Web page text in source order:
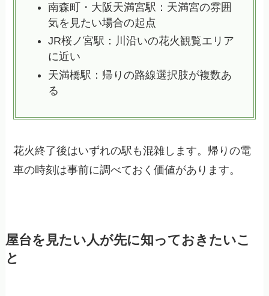
南森町・大阪天満宮駅：天満宮の雰囲
気を見たい場合の起点
JR桜ノ宮駅：川沿いの花火観覧エリア
に近い
天満橋駅：帰りの路線選択肢が複数あ
る
花火終了後はいずれの駅も混雑します。帰りの電
車の時刻は事前に調べておく価値があります。
屋台を見たい人が先に知っておきたいこ
と